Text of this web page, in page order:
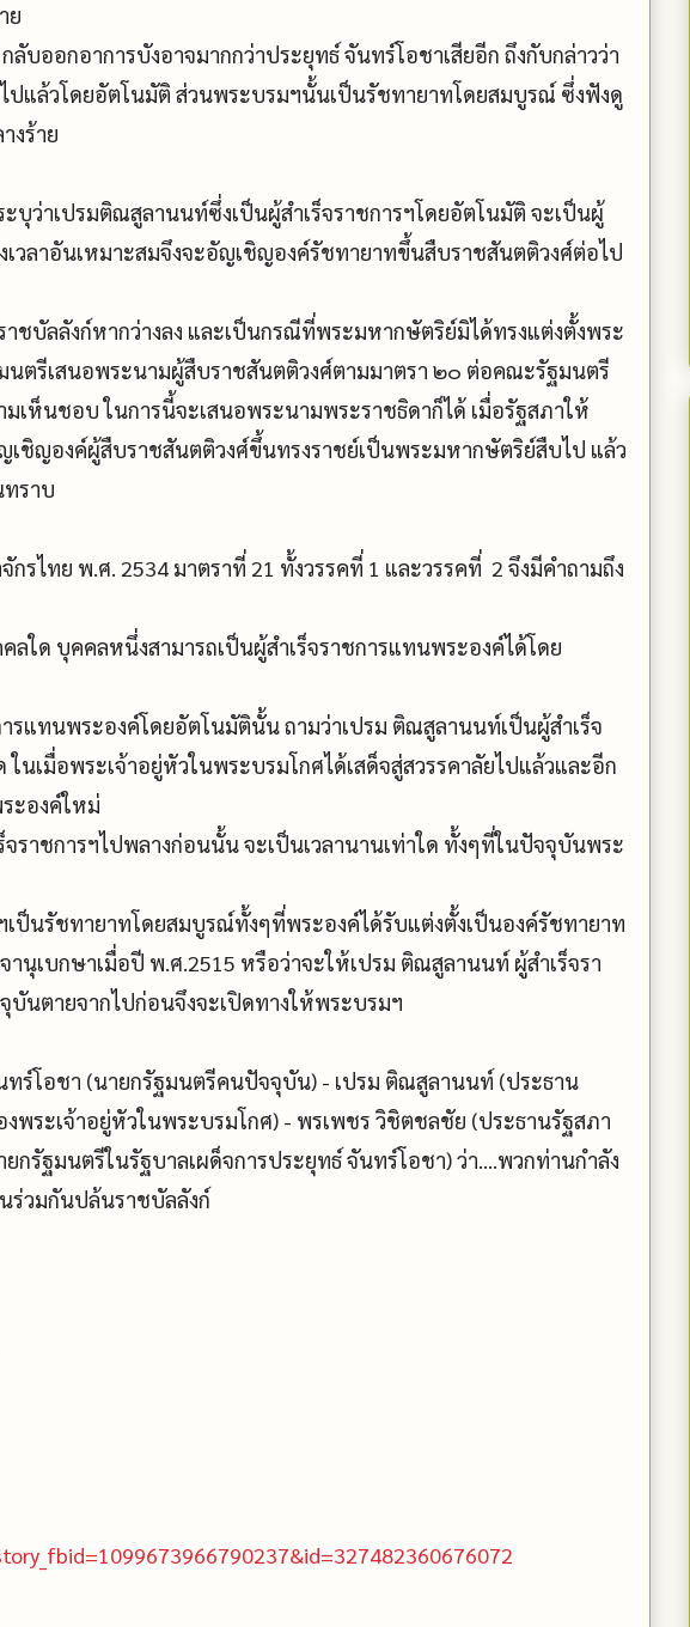
ย
บออกอาการบังอาจมากกว่าประยุทธ์ จันทร์โอชาเสียอีก ถึงกับกล่าวว่า
ปแล้วโดยอัตโนมัติ ส่วนพระบรมฯนั้นเป็นรัชทายาทโดยสมบูรณ์ ซึ่งฟังดู
งร้าย
ว่าเปรมติณสูลานนท์ซึ่งเป็นผู้สำเร็จราชการฯโดยอัตโนมัติ จะเป็นผู้
เวลาอันเหมาะสมจึงจะอัญเชิญองค์รัชทายาทขึ้นสืบราชสันตติวงศ์ต่อไป
าชบัลลังก์หากว่างลง และเป็นกรณีที่พระมหากษัตริย์มิได้ทรงแต่งตั้งพระ
ตรีเสนอพระนามผู้สืบราชสันตติวงศ์ตามมาตรา ๒๐ ต่อคณะรัฐมนตรี
เห็นชอบ ในการนี้จะเสนอพระนามพระราชธิดาก็ได้ เมื่อรัฐสภาให้
ชิญองค์ผู้สืบราชสันตติวงศ์ขึ้นทรงราชย์เป็นพระมหากษัตริย์สืบไป แล้ว
ราบ
รไทย พ.ศ. 2534 มาตราที่ 21 ทั้งวรรคที่ 1 และวรรคที่ 2 จึงมีคำถามถึง
ใด บุคคลหนึ่งสามารถเป็นผู้สำเร็จราชการแทนพระองค์ได้โดย
รแทนพระองค์โดยอัตโนมัตินั้น ถามว่าเปรม ติณสูลานนท์เป็นผู้สำเร็จ
นเมื่อพระเจ้าอยู่หัวในพระบรมโกศได้เสด็จสู่สวรรคาลัยไปแล้วและอีก
ะองค์ใหม่
ราชการฯไปพลางก่อนนั้น จะเป็นเวลานานเท่าใด ทั้งๆที่ในปัจจุบันพระ
เป็นรัชทายาทโดยสมบูรณ์ทั้งๆที่พระองค์ได้รับแต่งตั้งเป็นองค์รัชทายาท
นุเบกษาเมื่อปี พ.ศ.2515 หรือว่าจะให้เปรม ติณสูลานนท์ ผู้สำเร็จรา
นตายจากไปก่อนจึงจะเปิดทางให้พระบรมฯ
ทร์โอชา (นายกรัฐมนตรีคนปัจจุบัน) - เปรม ติณสูลานนท์ (ประธาน
ระเจ้าอยู่หัวในพระบรมโกศ) - พรเพชร วิชิตชลชัย (ประธานรัฐสภา
รัฐมนตรีในรัฐบาลเผด็จการประยุทธ์ จันทร์โอชา) ว่า....พวกท่านกำลัง
ร่วมกันปล้นราชบัลลังก์